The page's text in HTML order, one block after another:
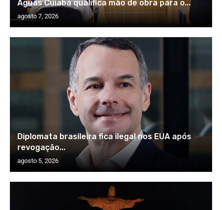
Águas Cuiabá qualifica mão de obra para o...
agosto 7, 2026
Diplomata brasileira fica ilegal nos EUA após
revogação...
agosto 5, 2026